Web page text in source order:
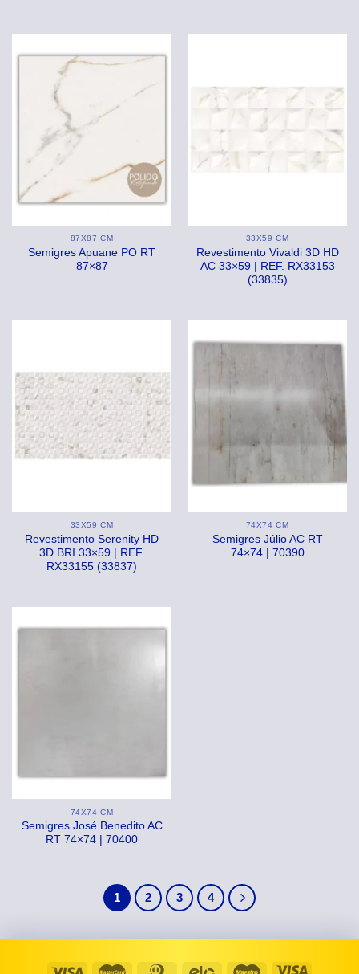
87X87 CM
Semigres Apuane PO RT
87×87
33X59 CM
Revestimento Vivaldi 3D HD
AC 33×59 | REF. RX33153
(33835)
33X59 CM
Revestimento Serenity HD
3D BRI 33×59 | REF.
RX33155 (33837)
74X74 CM
Semigres Júlio AC RT
74×74 | 70390
74X74 CM
Semigres José Benedito AC
RT 74×74 | 70400
1 2 3 4